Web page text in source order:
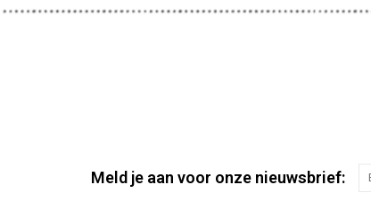
Meld je aan voor onze nieuwsbrief: